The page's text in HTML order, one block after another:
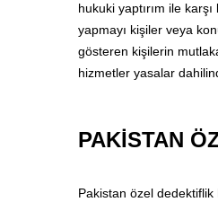
hukuki yaptırım ile
yapmayı kişiler veya
gösteren kişilerin
hizmetler yasalar
PAKİSTAN
Pakistan özel